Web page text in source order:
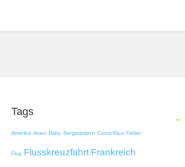
Tags
Amerika Asien Baby Bergwandern Costa Rica Fieber
Flug Flusskreuzfahrt Frankreich